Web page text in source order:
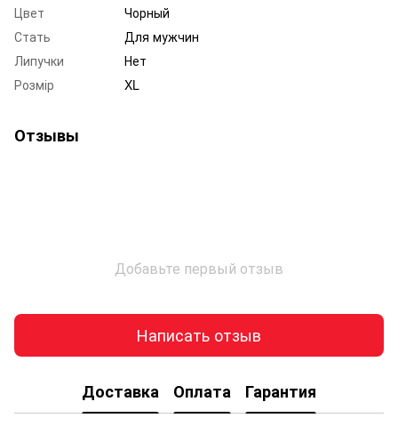
Цвет
Чорный
Стать
Для мужчин
Липучки
Нет
Розмір
XL
Отзывы
Добавьте первый отзыв
Написать отзыв
Доставка Оплата Гарантия